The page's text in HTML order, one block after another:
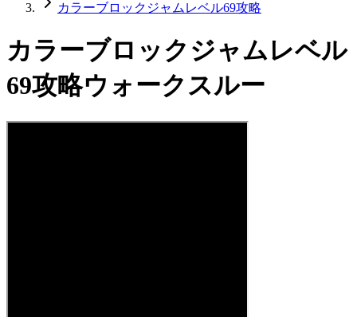
カラーブロックジャムレベル69攻略
カラーブロックジャムレベル
69攻略ウォークスルー